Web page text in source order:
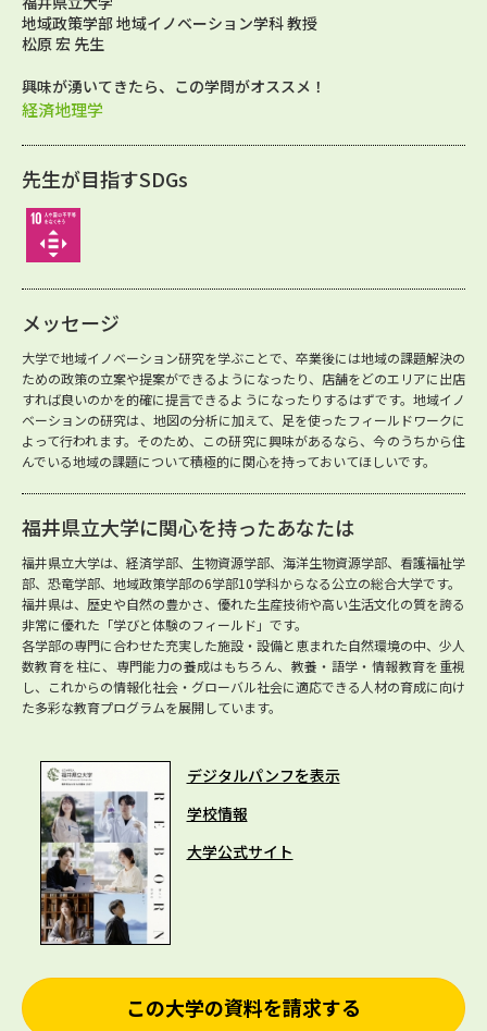
地域政策学部 地域イノベーション学科 教授
松原 宏 先生
興味が湧いてきたら、この学問がオススメ！
経済地理学
先生が目指すSDGs
メッセージ
大学で地域イノベーション研究を学ぶことで、卒業後には地域の課題解決の
ための政策の立案や提案ができるようになったり、店舗をどのエリアに出店
すれば良いのかを的確に提言できるようになったりするはずです。地域イノ
ベーションの研究は、地図の分析に加えて、足を使ったフィールドワークに
よって行われます。そのため、この研究に興味があるなら、今のうちから住
んでいる地域の課題について積極的に関心を持っておいてほしいです。
福井県立大学に関心を持ったあなたは
福井県立大学は、経済学部、生物資源学部、海洋生物資源学部、看護福祉学
部、恐竜学部、地域政策学部の6学部10学科からなる公立の総合大学です。
福井県は、歴史や自然の豊かさ、優れた生産技術や高い生活文化の質を誇る
非常に優れた「学びと体験のフィールド」です。
各学部の専門に合わせた充実した施設・設備と恵まれた自然環境の中、少人
数教育を柱に、専門能力の養成はもちろん、教養・語学・情報教育を重視
し、これからの情報化社会・グローバル社会に適応できる人材の育成に向け
た多彩な教育プログラムを展開しています。
デジタルパンフを表示
学校情報
大学公式サイト
この大学の資料を請求する